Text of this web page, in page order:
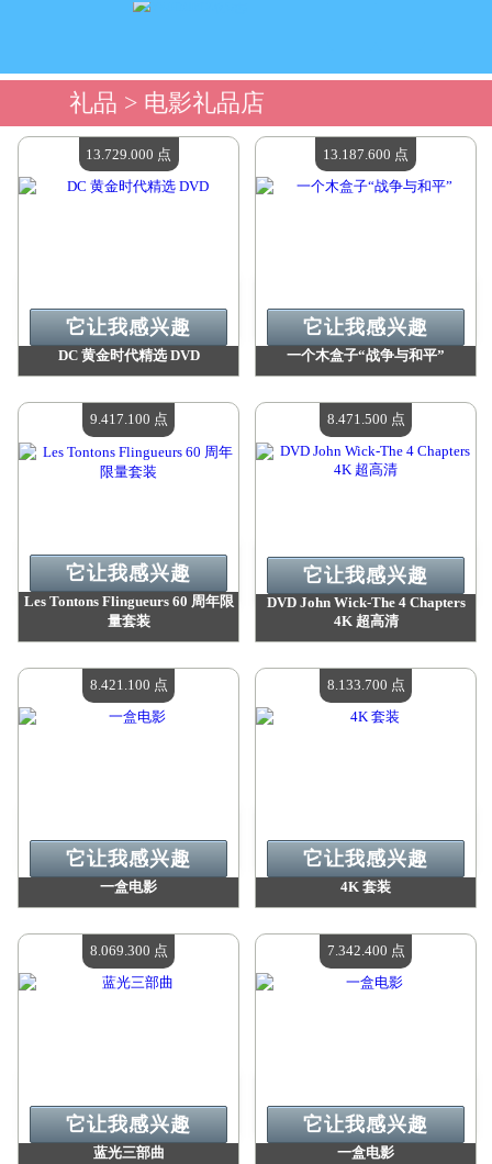
礼品 > 电影礼品店
DC 黄金时代精选 DVD
现有数量：4
它让我感兴趣
13.729.000 点
一个木盒子“战争与和平”
现有数量：4
它让我感兴趣
13.187.600 点
Les Tontons Flingueurs 60 周年限
量套装
现有数量：4
它让我感兴趣
9.417.100 点
DVD John Wick-The 4 Chapters
4K 超高清
现有数量：4
它让我感兴趣
8.471.500 点
一盒电影
现有数量：4
它让我感兴趣
8.421.100 点
4K 套装
现有数量：4
它让我感兴趣
8.133.700 点
蓝光三部曲
它让我感兴趣
8.069.300 点
一盒电影
它让我感兴趣
7.342.400 点